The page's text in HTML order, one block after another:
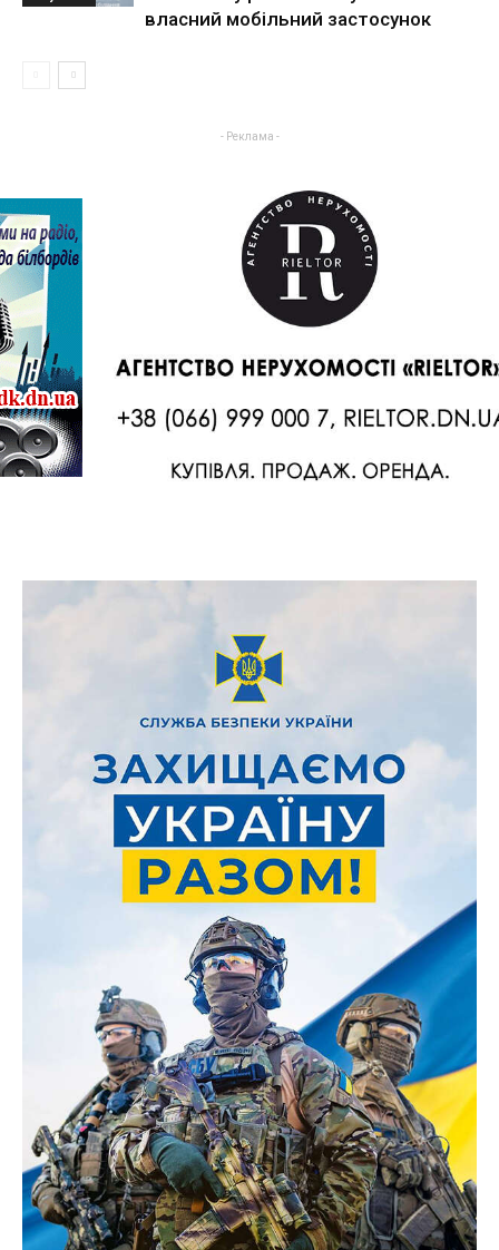
власний мобільний застосунок
- Реклама -